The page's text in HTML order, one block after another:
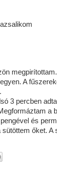
A
3 percben
a
és
őket. A